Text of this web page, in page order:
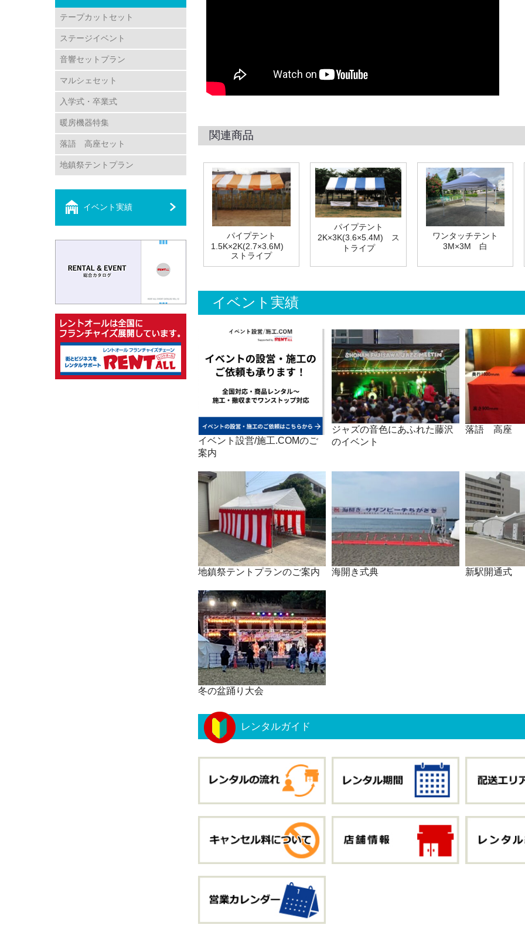
テープカットセット
ステージイベント
音響セットプラン
マルシェセット
入学式・卒業式
暖房機器特集
落語 高座セット
地鎮祭テントプラン
イベント実績
関連商品
パイプテント
1.5K×2K(2.7×3.6M)
ストライプ
パイプテント
2K×3K(3.6×5.4M) ス
トライプ
ワンタッチテント
3M×3M 白
イベント実績
イベント設営/施工.COMのご
案内
ジャズの音色にあふれた藤沢
のイベント
落語 高座
地鎮祭テントプランのご案内 海開き式典 新駅開通式
冬の盆踊り大会
レンタルガイド